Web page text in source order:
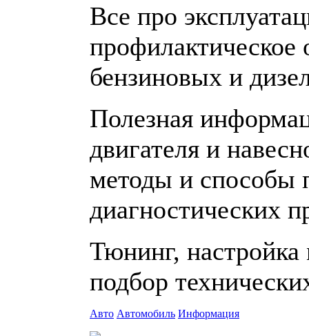
Все про
профилактическое
бензиновых и
Полезная
двигателя и
методы и способы
диагностических
Тюнинг,
подбор
Авто Автомобиль Информация